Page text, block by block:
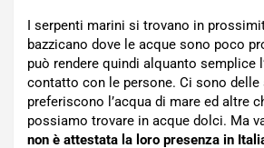
I serpenti marini si trovano in
bazzicano dove le acque sono poco
può rendere quindi alquanto semplice
contatto con le persone. Ci sono delle
preferiscono l’acqua di mare ed altre
possiamo trovare in acque dolci. Ma
non è attestata la loro presenza in